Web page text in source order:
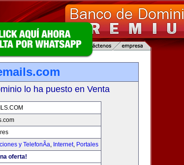
lo ha puesto en Venta
y TelefonÃ­a, Internet, Portales
oferta!